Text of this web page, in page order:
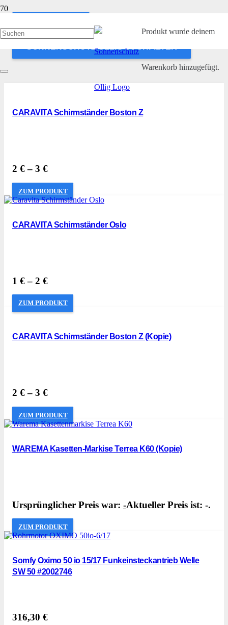
Produktwurde deinem
Warenkorb hinzugefügt.
SONNENSCHUTZ OLLIG SUCHFILTER
CARAVITA Schirmständer Boston Z
2 €– 3 €
ZUM PRODUKT
CARAVITA Schirmständer Oslo
1 €– 2 €
ZUM PRODUKT
CARAVITA Schirmständer Boston Z (Kopie)
2 €– 3 €
ZUM PRODUKT
WAREMA Kasetten-Markise Terrea K60 (Kopie)
Ursprünglicher Preis war: -Aktueller Preis ist: -.
ZUM PRODUKT
Somfy Oximo 50 io 15/17 Funkeinsteckantrieb Welle
SW 50 #2002746
316,30 €